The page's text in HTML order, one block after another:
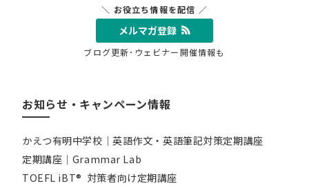
＼ お役立ち情報を配信 ／
メルマガ登録
ブログ更新･ウェビナー開催情報も
お知らせ・キャンペーン情報
かえつ有明中学校｜英語作文・英語筆記対策定期講座
定期講座｜Grammar Lab
TOEFL iBT® 対策者向け定期講座